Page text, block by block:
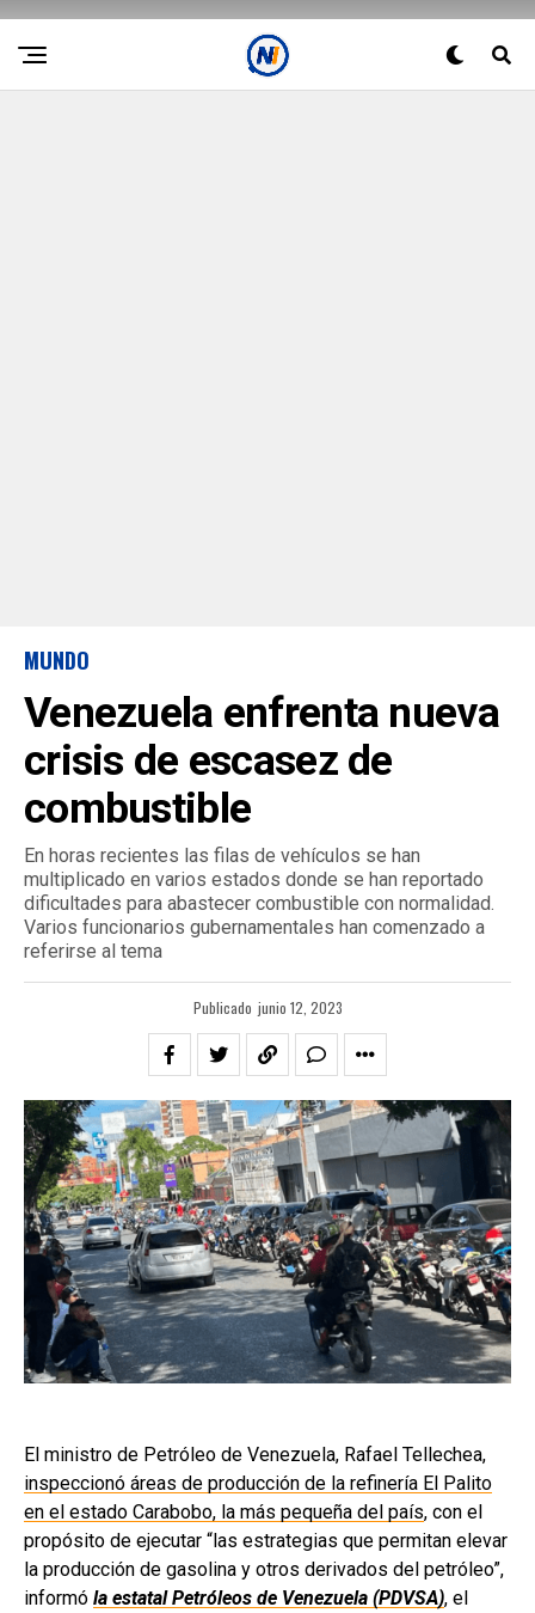
MUNDO
Venezuela enfrenta nueva
crisis de escasez de
combustible
En horas recientes las filas de vehículos se han
multiplicado en varios estados donde se han reportado
dificultades para abastecer combustible con normalidad.
Varios funcionarios gubernamentales han comenzado a
referirse al tema
Publicado junio 12, 2023
El ministro de Petróleo de Venezuela, Rafael Tellechea,
inspeccionó áreas de producción de la refinería El Palito
en el estado Carabobo, la más pequeña del país, con el
propósito de ejecutar “las estrategias que permitan elevar
la producción de gasolina y otros derivados del petróleo”,
informó la estatal Petróleos de Venezuela (PDVSA), el